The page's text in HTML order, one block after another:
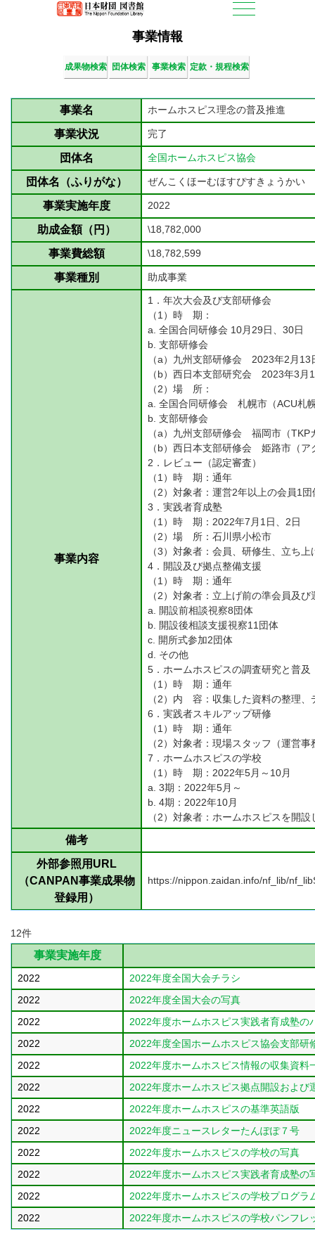
事業情報
成果物検索 団体検索 事業検索 定款・規程検索
事業名 ホームホスピス理念の普及推進
事業状況 完了
団体名 全国ホームホスピス協会
団体名（ふりがな） ぜんこくほーむほすぴすきょうかい
事業実施年度 2022
助成金額（円） \18,782,000
事業費総額 \18,782,599
事業種別 助成事業
事業内容
1．年次大会及び支部研修会
（1）時 期：
a. 全国合同研修会 10月29日、30日
b. 支部研修会
（a）九州支部研修会 2023年2月13
（b）西日本支部研究会 2023年3月
（2）場 所：
a. 全国合同研修会 札幌市（ACU札
b. 支部研修会
（a）九州支部研修会 福岡市（TKP
（b）西日本支部研修会 姫路市（ア
2．レビュー（認定審査）
（1）時 期：通年
（2）対象者：運営2年以上の会員1
3．実践者育成塾
（1）時 期：2022年7月1日、2日
（2）場 所：石川県小松市
（3）対象者：会員、研修生、立ち上
4．開設及び拠点整備支援
（1）時 期：通年
（2）対象者：立上げ前の準会員及
a.
開設前相談視察8団体
b.
開設後相談支援視察11団体
c.
開所式参加2団体
d. その他
5．ホームホスピスの調査研究と普及
（1）時 期：通年
（2）内 容：収集した資料の整理、
6．実践者スキルアップ研修
（1）時 期：通年
（2）対象者：現場スタッフ（運営
7．ホームホスピスの学校
（1）時 期：2022年5月～10月
a. 3期：2022年5月～
b. 4期：2022年10月
（2）対象者：ホームホスピスを開
備考
外部参照用URL
（CANPAN事業成果物
登録用）
https://nippon.zaidan.info/nf_lib/
12件
事業実施年度
2022
2022年度全国大会チラシ
2022
2022年度全国大会の写真
2022
2022年度ホームホスピス実践者育成塾の
2022
2022年度全国ホームホスピス協会支部研
2022
2022年度ホームホスピス情報の収集資料
2022
2022年度ホームホスピス拠点開設および
2022
2022年度ホームホスピスの基準英語版
2022
2022年度ニュースレターたんぽぽ７号
2022
2022年度ホームホスピスの学校の写真
2022
2022年度ホームホスピス実践者育成塾の
2022
2022年度ホームホスピスの学校プログラ
2022
2022年度ホームホスピスの学校パンフレ